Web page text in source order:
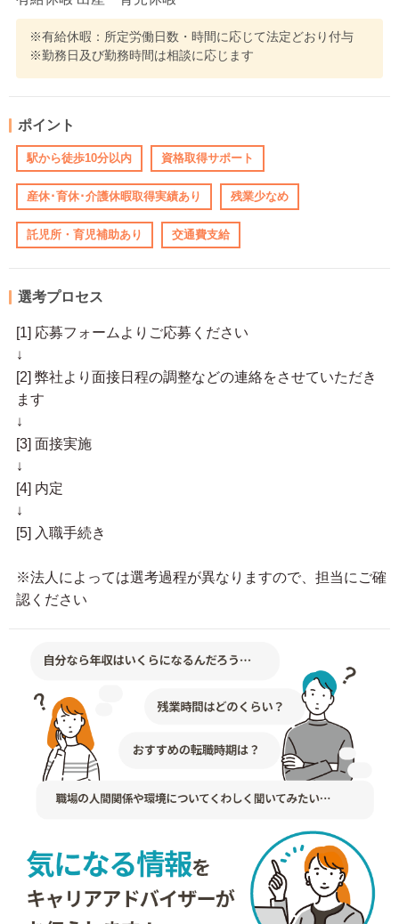
※有給休暇：所定労働日数・時間に応じて法定どおり付与
※勤務日及び勤務時間は相談に応じます
ポイント
駅から徒歩10分以内 資格取得サポート
産休･育休･介護休暇取得実績あり 残業少なめ
託児所・育児補助あり 交通費支給
選考プロセス
[1] 応募フォームよりご応募ください
↓
[2] 弊社より面接日程の調整などの連絡をさせていただき
ます
↓
[3] 面接実施
↓
[4] 内定
↓
[5] 入職手続き
※法人によっては選考過程が異なりますので、担当にご確
認ください